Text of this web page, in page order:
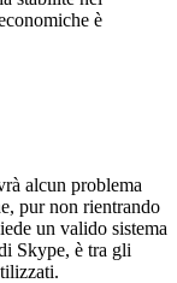
è
alcun problema
pur non rientrando
un valido sistema
Skype, è tra gli